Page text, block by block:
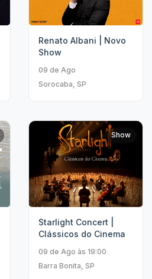
Renato Albani | Novo
Show
09 de Ago
Sorocaba, SP
Show
Starlight Concert |
Clássicos do Cinema
09 de Ago às 19:00
Barra Bonita, SP